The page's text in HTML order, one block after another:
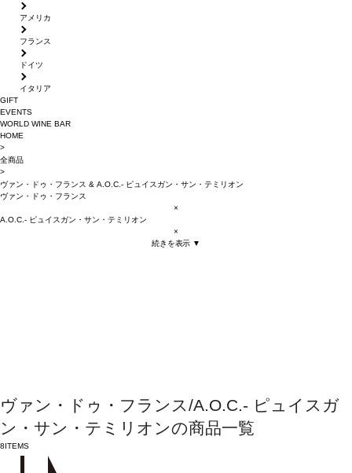
アメリカ
フランス
ドイツ
イタリア
GIFT
EVENTS
WORLD WINE BAR
HOME
>
全商品
>
ヴァン・ドゥ・フランス & A.O.C.- ピュイスガン・サン・テミリオン
ヴァン・ドゥ・フランス
×
A.O.C.- ピュイスガン・サン・テミリオン
×
続きを表示 ▼
ヴァン・ドゥ・フランス/A.O.C.- ピュイスガ
ン・サン・テミリオンの商品一覧
8ITEMS